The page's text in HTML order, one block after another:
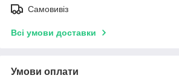
Самовивіз
Всі умови доставки
Умови оплати